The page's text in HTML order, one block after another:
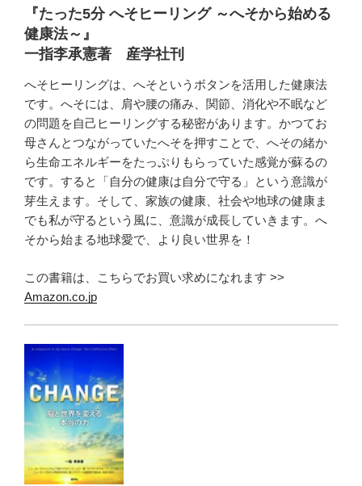
『たった5分 へそヒーリング ～へそから始める
健康法～』
一指李承憲著 産学社刊
へそヒーリングは、へそというボタンを活用した健康法
です。へそには、肩や腰の痛み、関節、消化や不眠など
の問題を自己ヒーリングする秘密があります。かつてお
母さんとつながっていたへそを押すことで、へその緒か
ら生命エネルギーをたっぷりもらっていた感覚が蘇るの
です。すると「自分の健康は自分で守る」という意識が
芽生えます。そして、家族の健康、社会や地球の健康ま
でも私が守るという風に、意識が成長していきます。へ
そから始まる地球愛で、より良い世界を！
この書籍は、こちらでお買い求めになれます >>
Amazon.co.jp